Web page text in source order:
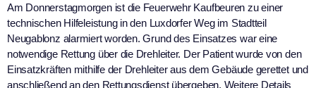
Am Donnerstagmorgen ist die Feuerwehr Kaufbeuren zu einer
technischen Hilfeleistung in den Luxdorfer Weg im Stadtteil
Neugablonz alarmiert worden. Grund des Einsatzes war eine
notwendige Rettung über die Drehleiter. Der Patient wurde von den
Einsatzkräften mithilfe der Drehleiter aus dem Gebäude gerettet und
anschließend an den Rettungsdienst übergeben. Weitere Details